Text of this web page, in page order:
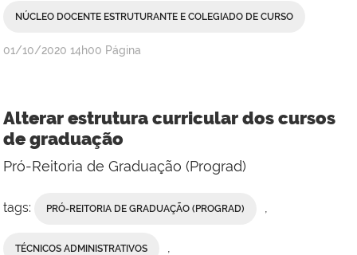
NÚCLEO DOCENTE ESTRUTURANTE E COLEGIADO DE CURSO
publicado
01/10/2020 14h00 Página
Alterar estrutura curricular dos cursos
de graduação
Pró-Reitoria de Graduação (Prograd)
tags: PRÓ-REITORIA DE GRADUAÇÃO (PROGRAD)
TÉCNICOS ADMINISTRATIVOS